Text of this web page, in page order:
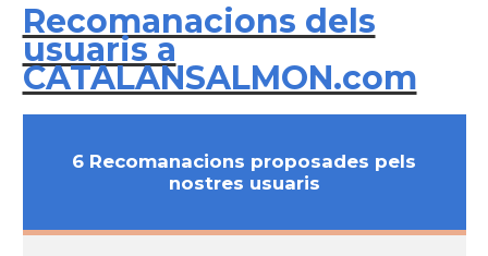
Recomanacions dels
usuaris a
CATALANSALMON.com
6 Recomanacions proposades pels
nostres usuaris